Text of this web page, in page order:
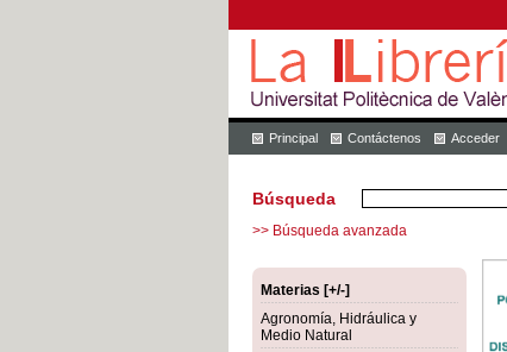
Principal Contáctenos Acceder
Búsqueda
>> Búsqueda avanzada
Materias [+/-]
Agronomía, Hidráulica y
Medio Natural